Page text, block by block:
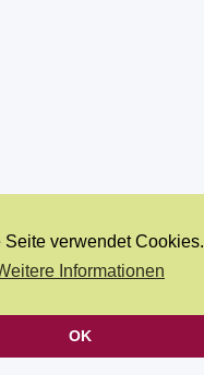
Seite verwendet Cookies.
Informationen
OK